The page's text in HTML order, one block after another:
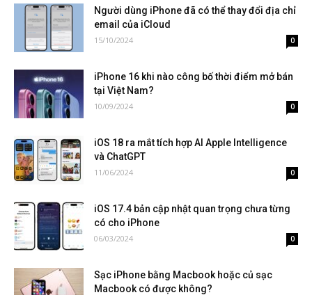
Người dùng iPhone đã có thể thay đổi địa chỉ
email của iCloud
15/10/2024 0
iPhone 16 khi nào công bố thời điểm mở bán
tại Việt Nam?
10/09/2024 0
iOS 18 ra mắt tích hợp AI Apple Intelligence
và ChatGPT
11/06/2024 0
iOS 17.4 bản cập nhật quan trọng chưa từng
có cho iPhone
06/03/2024 0
Sạc iPhone bằng Macbook hoặc củ sạc
Macbook có được không?